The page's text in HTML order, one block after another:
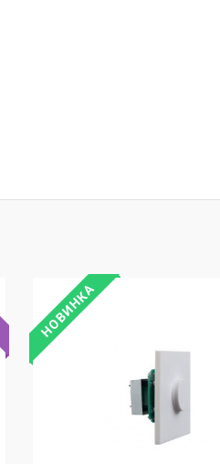
НОВИНКА